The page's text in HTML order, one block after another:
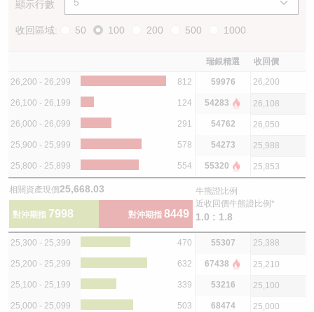
顯示行數
收回區域: 50 100 200 500 1000
瑞銀精選 收回價
26,200 - 26,299 812 59976 26,200
26,100 - 26,199 124 54283 26,108
26,000 - 26,099 291 54762 26,050
25,900 - 25,999 578 54273 25,988
25,800 - 25,899 554 55320 25,853
相關資產現價25,668.03
對沖期指 7998 對沖期指 8449
牛熊證比例
近收回價牛熊證比例*
1.0 : 1.8
25,300 - 25,399 470 55307 25,388
25,200 - 25,299 632 67438 25,210
25,100 - 25,199 339 53216 25,100
25,000 - 25,099 503 68474 25,000